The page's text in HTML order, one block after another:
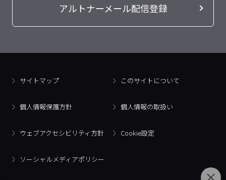
アルトナーメール配信登録
サイトマップ このサイトについて
個人情報保護方針 個人情報の取扱い
ウェブアクセシビリティ方針 Cookie設定
ソーシャルメディアポリシー